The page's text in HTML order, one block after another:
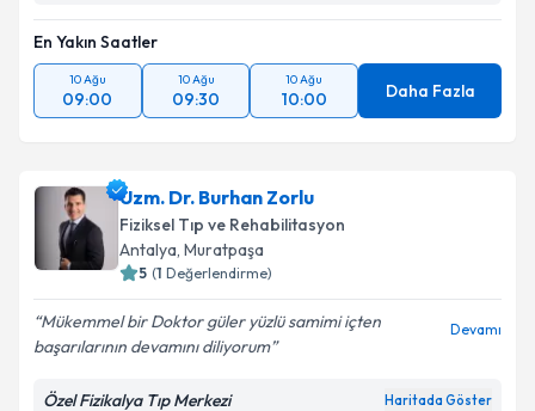
En Yakın Saatler
10 Ağu
09:00
10 Ağu
09:30
10 Ağu
10:00 Daha Fazla
Uzm. Dr. Burhan Zorlu
Fiziksel Tıp ve Rehabilitasyon
Antalya, Muratpaşa
5 (1 Değerlendirme)
Mükemmel bir Doktor güler yüzlü samimi içten
başarılarının devamını diliyorum
Devamı
Özel Fizikalya Tıp Merkezi Haritada Göster